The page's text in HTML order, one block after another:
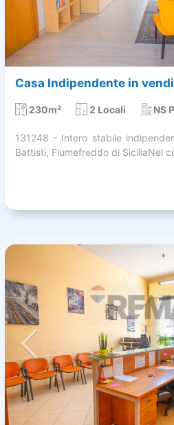
Casa Indipendente in
230m² 2 Locali NS
131248 - Intero stabile
Battisti, Fiumefreddo di SiciliaNel